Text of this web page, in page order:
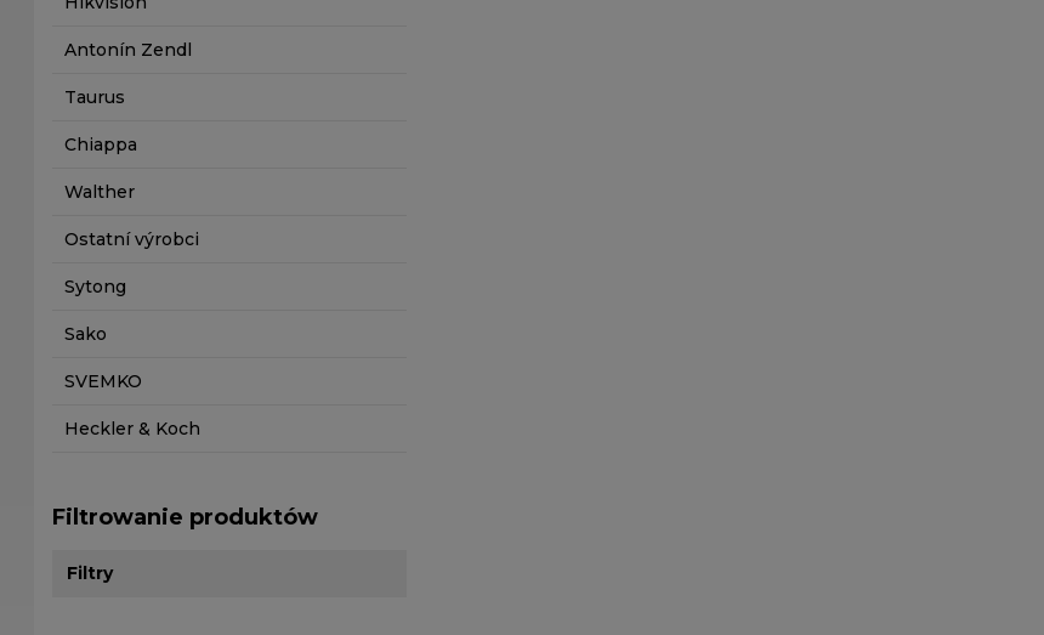
Antonín Zendl
Taurus
Chiappa
Walther
Ostatní výrobci
Sytong
Sako
SVEMKO
Heckler & Koch
Filtrowanie produktów
Filtry